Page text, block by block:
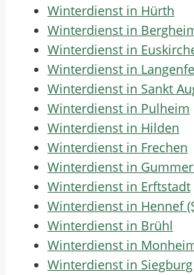
Winterdienst in Hürth
Winterdienst in
Winterdienst in
Winterdienst in
Winterdienst in Sankt
Winterdienst in Pulheim
Winterdienst in Hilden
Winterdienst in Frechen
Winterdienst in
Winterdienst in Erftstadt
Winterdienst in Hennef
Winterdienst in Brühl
Winterdienst in
Winterdienst in Siegburg